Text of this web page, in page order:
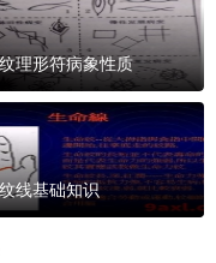
理形符病象性质
线基础知识